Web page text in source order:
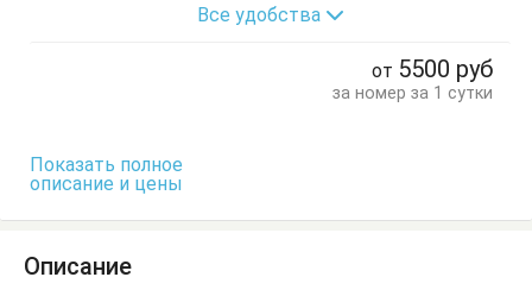
Раскладная кровать
Стол Стулья
Все удобства
от 5500 руб
за номер за 1 сутки
Показать полное
описание и цены
Описание